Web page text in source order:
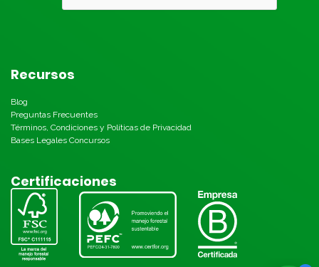
Recursos
Blog
Preguntas Frecuentes
Términos, Condiciones y Políticas de Privacidad
Bases Legales Concursos
Certificaciones